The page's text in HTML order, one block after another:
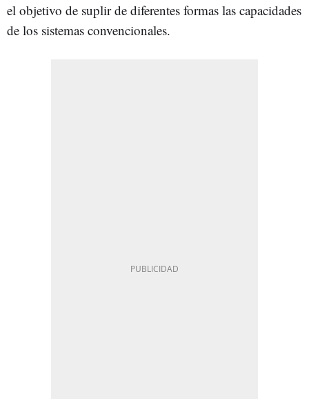
el objetivo de suplir de diferentes formas las capacidades
de los sistemas convencionales.